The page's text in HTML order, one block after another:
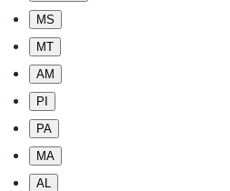
MS
MT
AM
PI
PA
MA
AL